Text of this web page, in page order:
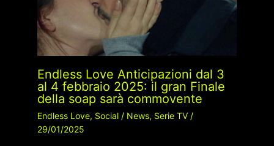
Endless Love Anticipazioni dal 3
al 4 febbraio 2025: il gran Finale
della soap sarà commovente
Endless Love, Social/ News, Serie TV/
29/01/2025